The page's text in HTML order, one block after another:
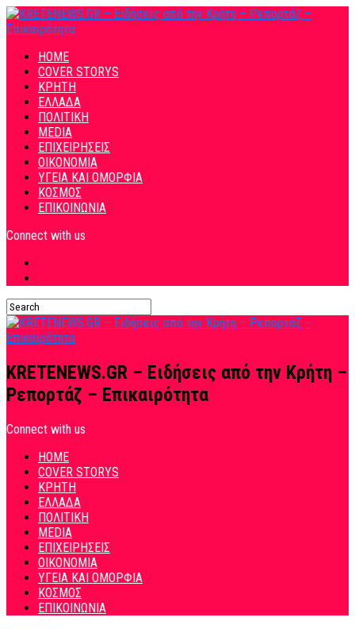
HOME
COVER STORYS
ΚΡΗΤΗ
ΕΛΛΑΔΑ
ΠΟΛΙΤΙΚΗ
MEDIA
ΕΠΙΧΕΙΡΗΣΕΙΣ
ΟΙΚΟΝΟΜΙΑ
ΥΓΕΙΑ ΚΑΙ ΟΜΟΡΦΙΑ
ΚΟΣΜΟΣ
ΕΠΙΚΟΙΝΩΝΙΑ
Connect with us
KRETENEWS.GR – Ειδήσεις από την Κρήτη –
Ρεπορτάζ – Επικαιρότητα
Connect with us
HOME
COVER STORYS
ΚΡΗΤΗ
ΕΛΛΑΔΑ
ΠΟΛΙΤΙΚΗ
MEDIA
ΕΠΙΧΕΙΡΗΣΕΙΣ
ΟΙΚΟΝΟΜΙΑ
ΥΓΕΙΑ ΚΑΙ ΟΜΟΡΦΙΑ
ΚΟΣΜΟΣ
ΕΠΙΚΟΙΝΩΝΙΑ